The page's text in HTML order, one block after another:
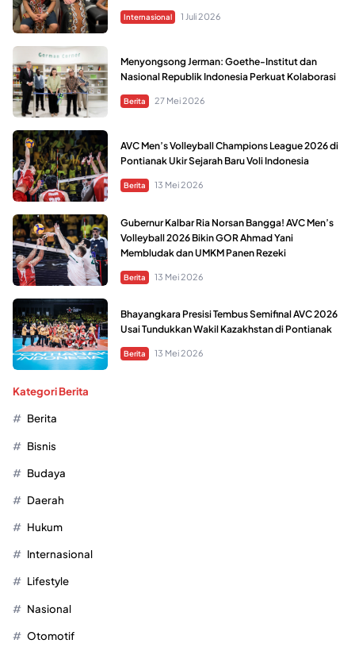
Internasional 1 Juli 2026
Menyongsong Jerman: Goethe-Institut dan
Nasional Republik Indonesia Perkuat Kolaborasi
Berita 27 Mei 2026
AVC Men’s Volleyball Champions League 2026 di
Pontianak Ukir Sejarah Baru Voli Indonesia
Berita 13 Mei 2026
Gubernur Kalbar Ria Norsan Bangga! AVC Men’s
Volleyball 2026 Bikin GOR Ahmad Yani
Membludak dan UMKM Panen Rezeki
Berita 13 Mei 2026
Bhayangkara Presisi Tembus Semifinal AVC 2026
Usai Tundukkan Wakil Kazakhstan di Pontianak
Berita 13 Mei 2026
Kategori Berita
Berita
Bisnis
Budaya
Daerah
Hukum
Internasional
Lifestyle
Nasional
Otomotif